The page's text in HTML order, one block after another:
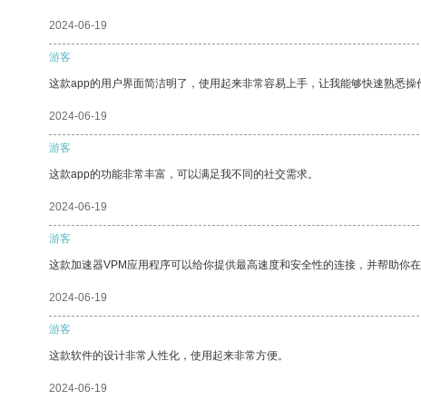
2024-06-19
游客
这款app的用户界面简洁明了，使用起来非常容易上手，让我能够快速熟悉操
2024-06-19
游客
这款app的功能非常丰富，可以满足我不同的社交需求。
2024-06-19
游客
这款加速器VPM应用程序可以给你提供最高速度和安全性的连接，并帮助你在
2024-06-19
游客
这款软件的设计非常人性化，使用起来非常方便。
2024-06-19